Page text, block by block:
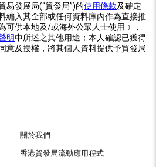
易發展局(“貿發局”)的使用條款及確定
編入其全部或任何資料庫內作為直接推
可供本地及/或海外公眾人士使用﹞，
明中所述之其他用途；本人確認已獲得
意及授權，將其個人資料提供予貿發局
關於我們
香港貿發局流動應用程式